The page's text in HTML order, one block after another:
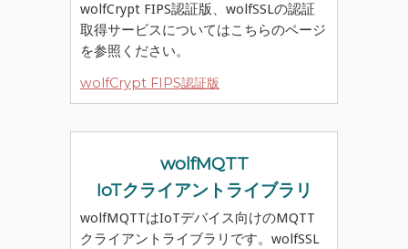
wolfCrypt FIPS認証版、wolfSSLの認証
取得サービスについてはこちらのページ
を参照ください。
wolfCrypt FIPS認証版
wolfMQTT
IoTクライアントライブラリ
wolfMQTTはIoTデバイス向けのMQTT
クライアントライブラリです。wolfSSL